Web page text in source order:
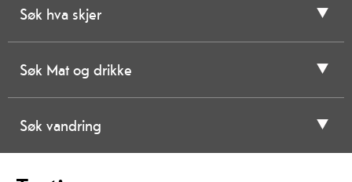
Søk hva skjer
Søk Mat og drikke
Søk vandring